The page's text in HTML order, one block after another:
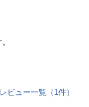
レビュー一覧（1件）